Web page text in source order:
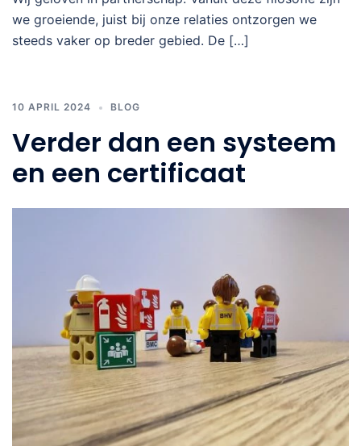
we groeiende, juist bij onze relaties ontzorgen we
steeds vaker op breder gebied. De […]
10 APRIL 2024 BLOG
Verder dan een systeem
en een certificaat